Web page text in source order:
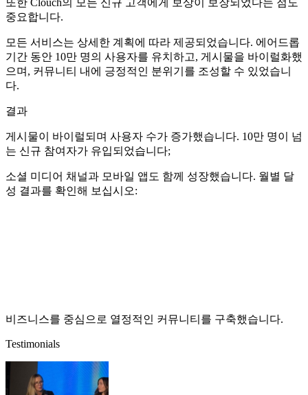
중요합니다.
모든 서비스는 상세한 계획에 따라 제공되었습니다. 에어드롭
기간 동안 10만 명의 사용자를 유치하고, 게시물을 바이럴화했
으며, 커뮤니티 내에 긍정적인 분위기를 조성할 수 있었습니
다.
결과
게시물이 바이럴되며 사용자 수가 증가했습니다. 10만 명이 넘
는 신규 참여자가 유입되었습니다;
소셜 미디어 채널과 모바일 앱도 함께 성장했습니다. 월별 달
성 결과를 확인해 보십시오:
비즈니스를 중심으로 열정적인 커뮤니티를 구축했습니다.
Testimonials